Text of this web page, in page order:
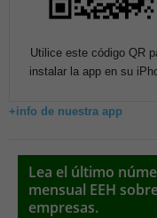
Utilice este código QR
instalar la app en su
+info de nuestra app
Lea el último
mensual EEH
empresas.